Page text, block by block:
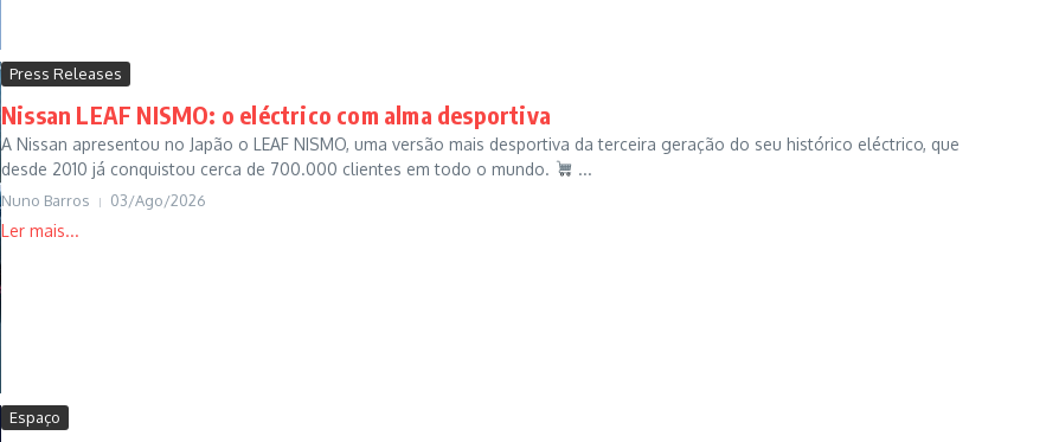
Press Releases
Nissan LEAF NISMO: o eléctrico com alma desportiva
A Nissan apresentou no Japão o LEAF NISMO, uma versão mais desportiva da terceira geração do seu histórico eléctrico, que
desde 2010 já conquistou cerca de 700.000 clientes em todo o mundo.
...
Nuno Barros 03/Ago/2026
Espaço